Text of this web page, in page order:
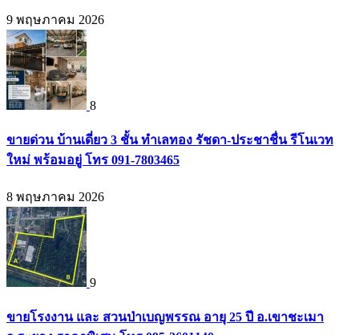
9 พฤษภาคม 2026
8
ขายด่วน บ้านเดี่ยว 3 ชั้น ทำเลทอง รัชดา-ประชาชื่น รีโนเวท
ใหม่ พร้อมอยู่ โทร 091-7803465
8 พฤษภาคม 2026
9
ขายโรงงาน และ สวนป่าเบญพรรณ อายุ 25 ปี อ.เขาชะเมา